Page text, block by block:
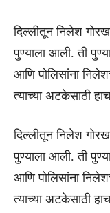
दिल्लीतून निलेश
पुण्याला आली. ती
आणि पोलिसांना
त्याच्या अटकेसाठी
दिल्लीतून निलेश
पुण्याला आली. ती
आणि पोलिसांना
त्याच्या अटकेसाठी